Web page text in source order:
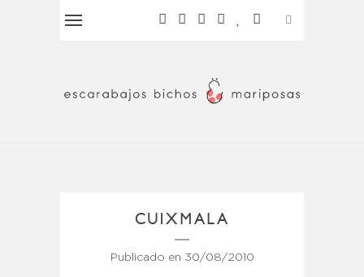
CUIXMALA
Publicado en 30/08/2010